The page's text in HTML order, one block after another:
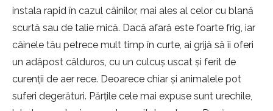
instala rapid în cazul câinilor, mai ales al celor cu blană
scurtă sau de talie mică. Dacă afară este foarte frig, iar
câinele tău petrece mult timp în curte, ai grijă să îi oferi
un adăpost călduros, cu un culcuș uscat și ferit de
curenții de aer rece. Deoarece chiar și animalele pot
suferi degerături. Părțile cele mai expuse sunt urechile,